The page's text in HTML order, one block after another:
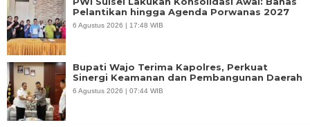
Pelantikan hingga Agenda Porwanas 2027
6 Agustus 2026 | 17:48 WIB
Bupati Wajo Terima Kapolres, Perkuat
Sinergi Keamanan dan Pembangunan Daerah
6 Agustus 2026 | 07:44 WIB